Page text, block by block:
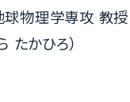
理学専攻 教授
たかひろ）